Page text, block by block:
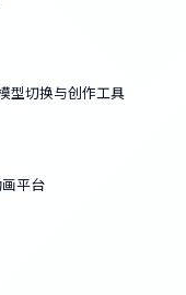
型切换与创作工具
平台